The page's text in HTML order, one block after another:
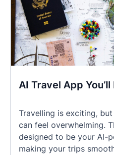
AI Travel App
Travelling is exciting,
can feel overwhelming.
designed to be your AI-
making your trips